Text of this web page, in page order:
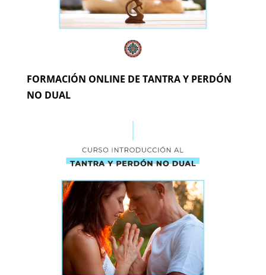
FORMACIÓN ONLINE DE TANTRA Y PERDÓN
NO DUAL